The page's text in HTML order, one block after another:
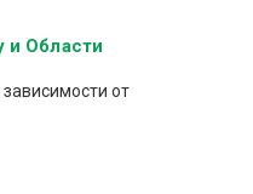
и Области
от